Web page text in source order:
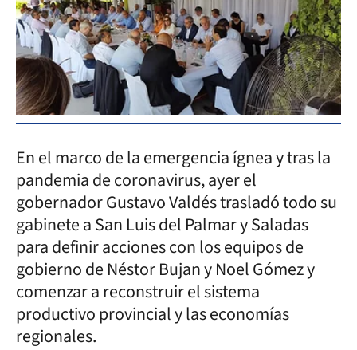
En el marco de la emergencia ígnea y tras la
pandemia de coronavirus, ayer el
gobernador Gustavo Valdés trasladó todo su
gabinete a San Luis del Palmar y Saladas
para definir acciones con los equipos de
gobierno de Néstor Bujan y Noel Gómez y
comenzar a reconstruir el sistema
productivo provincial y las economías
regionales.